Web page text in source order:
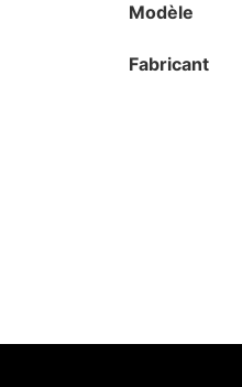
Modèle
Fabricant